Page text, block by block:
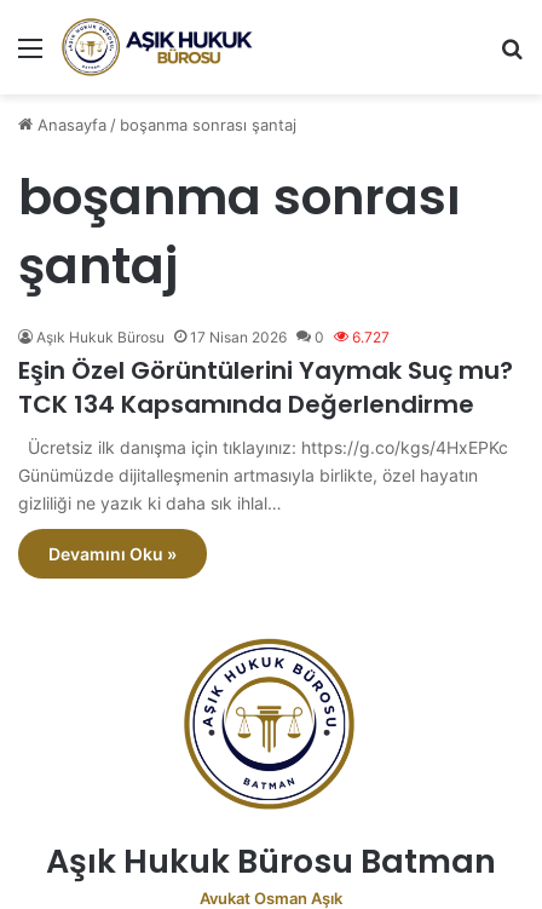
Menü
Anasayfa/ boşanma sonrası şantaj
boşanma sonrası
şantaj
Aşık Hukuk Bürosu 17 Nisan 2026 0 6.727
Eşin Özel Görüntülerini Yaymak Suç mu?
TCK 134 Kapsamında Değerlendirme
Ücretsiz ilk danışma için tıklayınız: https://g.co/kgs/4HxEPKc
Günümüzde dijitalleşmenin artmasıyla birlikte, özel hayatın
gizliliği ne yazık ki daha sık ihlal…
Devamını Oku »
Aşık Hukuk Bürosu Batman
Avukat Osman Aşık